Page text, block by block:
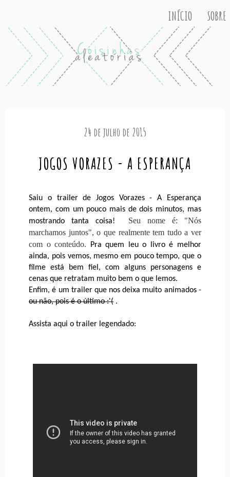
INÍCIO SOBRE
24 de julho de 2015
JOGOS VORAZES - A ESPERANÇA
Saiu o trailer de Jogos Vorazes - A Esperança
ontem, com um pouco mais de dois minutos, mas
mostrando tanta coisa!
Seu nome é: "Nós
marchamos juntos", o que realmente tem tudo a ver
com o conteúdo. Pra quem leu o livro é melhor
ainda, pois vemos, mesmo em pouco tempo, que o
filme está bem fiel, com alguns personagens e
cenas que retratam muito bem o que lemos.
Enfim, é um trailer que nos deixa muito animados -
ou não, pois é o último :'(.
Assista aqui o trailer legendado: